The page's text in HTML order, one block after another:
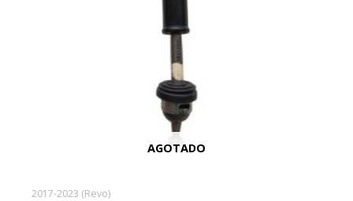
AGOTADO
2017-2023 (Revo)